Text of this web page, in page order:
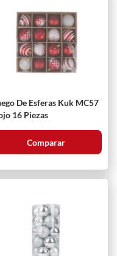
De Esferas Kuk MC57
16 Piezas
Comparar